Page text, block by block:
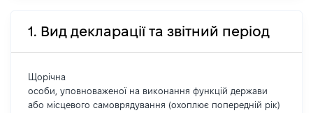
1. Вид декларації та звітний період
Щорічна
особи, уповноваженої на виконання функцій держави
або місцевого самоврядування (охоплює попередній рік)